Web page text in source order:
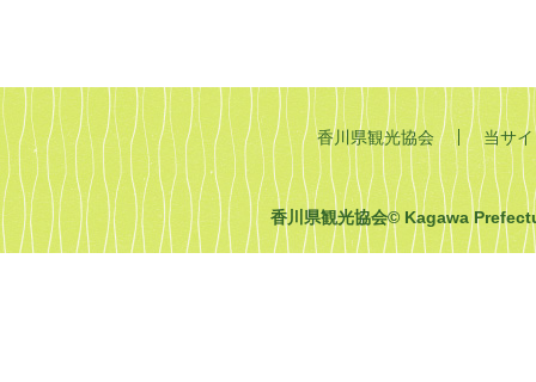
香川県観光協会 当サ
香川県観光協会© Kagawa